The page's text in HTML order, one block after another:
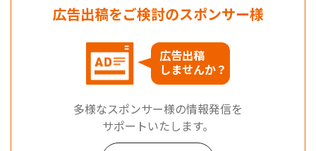
広告出稿をご検討のスポンサー様
広告出稿
しませんか？
多様なスポンサー様の情報発信を
サポートいたします。